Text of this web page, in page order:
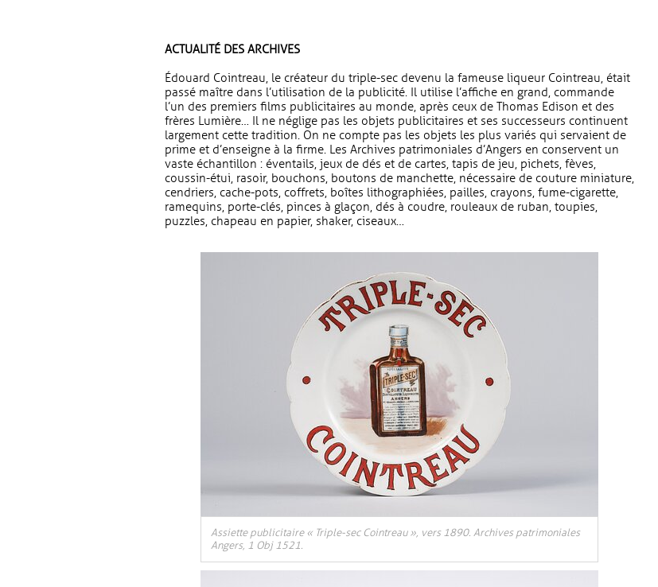
ACTUALITÉ DES ARCHIVES
Édouard Cointreau, le créateur du triple-sec devenu la fameuse liqueur Cointreau, était
passé maître dans l’utilisation de la publicité. Il utilise l’affiche en grand, commande
l’un des premiers films publicitaires au monde, après ceux de Thomas Edison et des
frères Lumière… Il ne néglige pas les objets publicitaires et ses successeurs continuent
largement cette tradition. On ne compte pas les objets les plus variés qui servaient de
prime et d’enseigne à la firme. Les Archives patrimoniales d’Angers en conservent un
vaste échantillon : éventails, jeux de dés et de cartes, tapis de jeu, pichets, fèves,
coussin-étui, rasoir, bouchons, boutons de manchette, nécessaire de couture miniature,
cendriers, cache-pots, coffrets, boîtes lithographiées, pailles, crayons, fume-cigarette,
ramequins, porte-clés, pinces à glaçon, dés à coudre, rouleaux de ruban, toupies,
puzzles, chapeau en papier, shaker, ciseaux…
Assiette publicitaire « Triple-sec Cointreau », vers 1890. Archives patrimoniales
Angers, 1 Obj 1521.